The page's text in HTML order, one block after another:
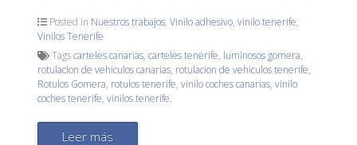
Posted in Nuestros trabajos,Vinilo adhesivo,vinilo tenerife,
Vinilos Tenerife
Tagscarteles canarias,carteles tenerife, luminosos gomera,
rotulacion de vehiculos canarias, rotulacion de vehiculos tenerife,
Rotulos Gomera, rotulos tenerife,vinilo coches canarias,vinilo
coches tenerife,vinilos tenerife.
Leer más